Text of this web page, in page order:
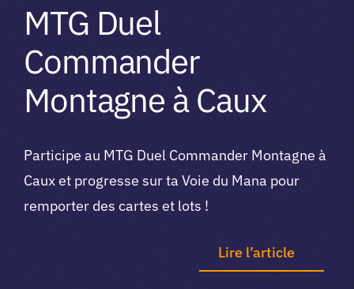
MTG Duel
Commander
Montagne à Caux
Participe au MTG Duel Commander Montagne à
Caux et progresse sur ta Voie du Mana pour
remporter des cartes et lots !
Lire l’article